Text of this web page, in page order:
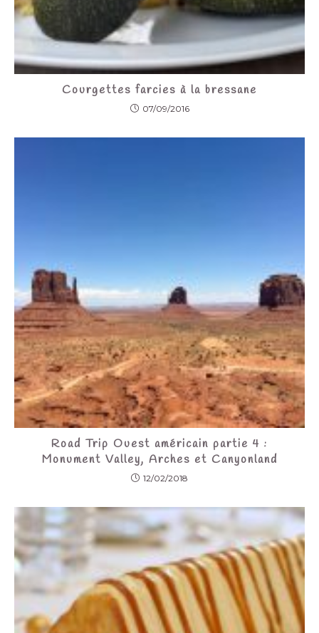
Courgettes farcies à la bressane
07/09/2016
Road Trip Ouest américain partie 4 :
Monument Valley, Arches et Canyonland
12/02/2018